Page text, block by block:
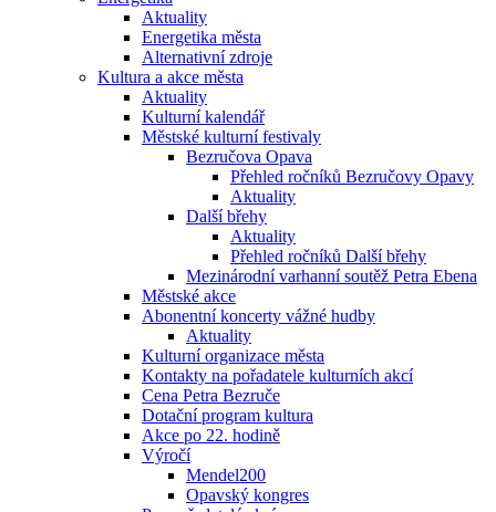
Aktuality
Energetika města
Alternativní zdroje
Kultura a akce města
Aktuality
Kulturní kalendář
Městské kulturní festivaly
Bezručova Opava
Přehled ročníků Bezručovy Opavy
Aktuality
Další břehy
Aktuality
Přehled ročníků Další břehy
Mezinárodní varhanní soutěž Petra Ebena
Městské akce
Abonentní koncerty vážné hudby
Aktuality
Kulturní organizace města
Kontakty na pořadatele kulturních akcí
Cena Petra Bezruče
Dotační program kultura
Akce po 22. hodině
Výročí
Mendel200
Opavský kongres